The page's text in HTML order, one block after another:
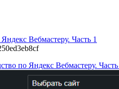
Вебмастеру. Часть 1
по Яндекс Вебмастеру.